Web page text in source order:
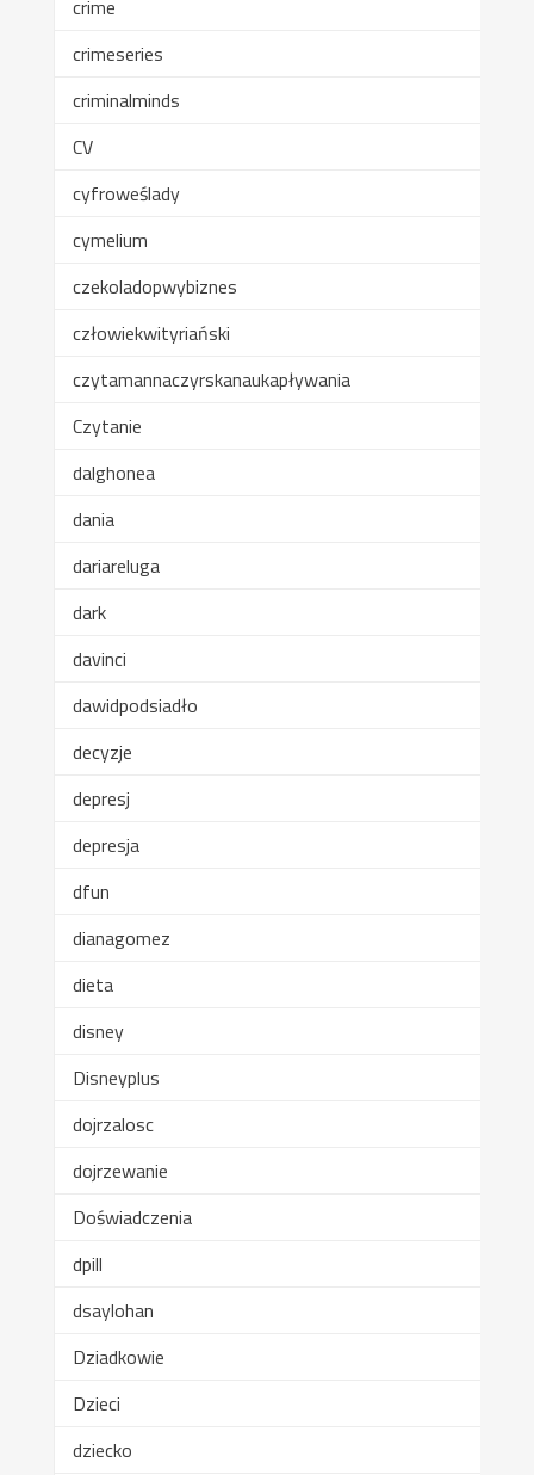
crime
crimeseries
criminalminds
CV
cyfroweślady
cymelium
czekoladopwybiznes
człowiekwityriański
czytamannaczyrskanaukapływania
Czytanie
dalghonea
dania
dariareluga
dark
davinci
dawidpodsiadło
decyzje
depresj
depresja
dfun
dianagomez
dieta
disney
Disneyplus
dojrzalosc
dojrzewanie
Doświadczenia
dpill
dsaylohan
Dziadkowie
Dzieci
dziecko